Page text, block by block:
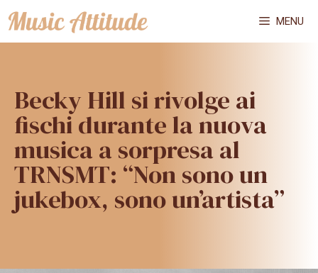
Vai
al
MENU
Becky Hill si rivolge ai
fischi durante la nuova
musica a sorpresa al
TRNSMT: “Non sono un
jukebox, sono un’artista”